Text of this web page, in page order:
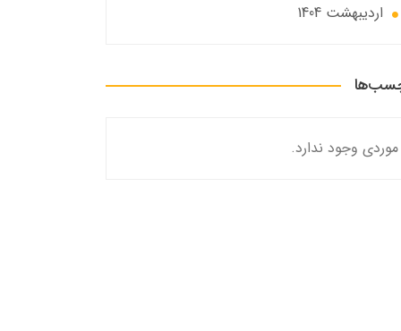
ارديبهشت 1404
موردی وجود ندارد.